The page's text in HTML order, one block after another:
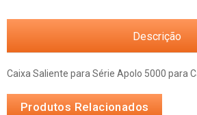
Descrição
Caixa Saliente para Série Apolo 5000 para
Produtos Relacionados